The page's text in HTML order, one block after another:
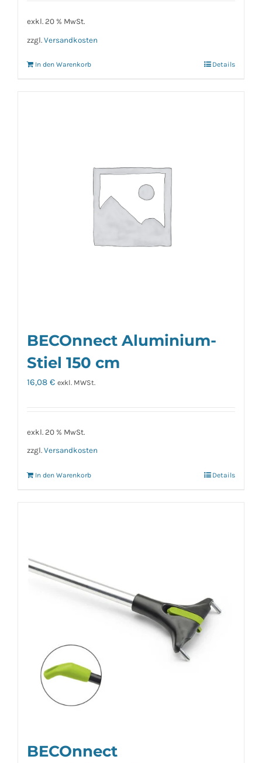
exkl. 20 % MwSt.
zzgl. Versandkosten
In den Warenkorb Details
BECOnnect Aluminium-
Stiel 150 cm
16,08 € exkl. MWSt.
exkl. 20 % MwSt.
zzgl. Versandkosten
In den Warenkorb Details
BECOnnect